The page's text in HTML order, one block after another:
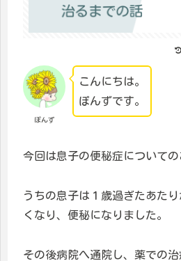
ぽんず
こんにちは。
ぽんずです。
今回は息子の便秘症についての
うちの息子は１歳過ぎたあた
くなり、便秘になりました。
その後病院へ通院し、薬での